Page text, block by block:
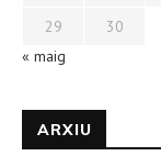
29
30
« maig
ARXIU